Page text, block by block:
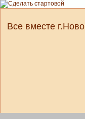
Все вместе